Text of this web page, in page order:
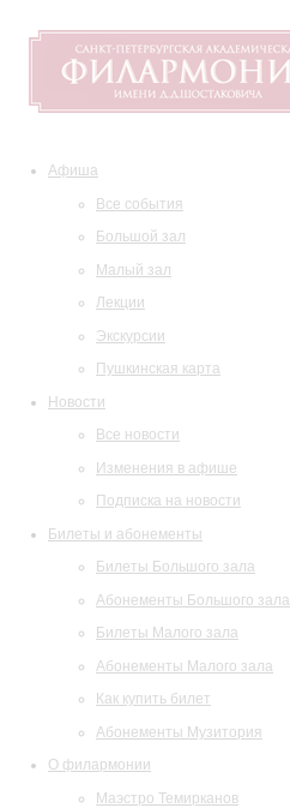
Афиша
Все события
Большой зал
Малый зал
Лекции
Экскурсии
Пушкинская карта
Новости
Все новости
Изменения в афише
Подписка на новости
Билеты и абонементы
Билеты Большого зала
Абонементы Большого зала
Билеты Малого зала
Абонементы Малого зала
Как купить билет
Абонементы Музитория
О филармонии
Маэстро Темирканов